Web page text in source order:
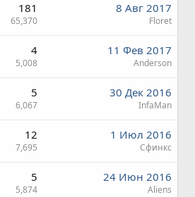
181
65,370
8 Авг 2017
Floret
4
5,008
11 Фев 2017
Anderson
5
6,067
30 Дек 2016
InfaMan
12
7,695
1 Июл 2016
Сфинкс
5
5,874
24 Июн 2016
Aliens